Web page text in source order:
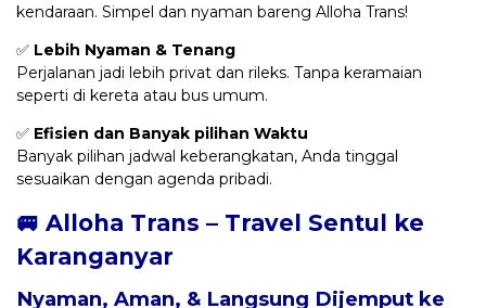
kendaraan. Simpel dan nyaman bareng Alloha Trans!
✅ Lebih Nyaman & Tenang
Perjalanan jadi lebih privat dan rileks. Tanpa keramaian
seperti di kereta atau bus umum.
✅ Efisien dan Banyak pilihan Waktu
Banyak pilihan jadwal keberangkatan, Anda tinggal
sesuaikan dengan agenda pribadi.
🚐 Alloha Trans – Travel Sentul ke
Karanganyar
Nyaman, Aman, & Langsung Dijemput ke